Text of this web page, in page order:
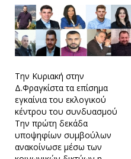
Την Κυριακή στην
Δ.Φραγκίστα τα επίσημα
εγκαίνια του εκλογικού
κέντρου του συνδυασμού
Την πρώτη δεκάδα
υποψηφίων συμβούλων
ανακοίνωσε μέσω των